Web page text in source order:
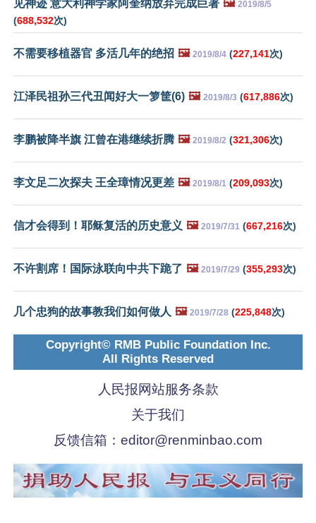
见神迹 意大利神学家阿奎纳放弃完成巨著 🖼️ 2019/8/5
(688,532次)
不需要移植器官 多活几年的绝招 🖼️ 2019/8/4 (227,141次)
江泽民祖孙三代丑闻好大一箩筐(6) 🖼️ 2019/8/3 (617,886次)
李鹏被降半旗 江曾在港继续折腾 🖼️ 2019/8/2 (321,306次)
李文足二次探夫 王全璋情况更差 🖼️ 2019/8/1 (209,093次)
信才会得到！耶稣复活的历史意义 🖼️ 2019/7/31 (667,216次)
不许割席！国际泳联向中共下跪了 🖼️ 2019/7/29 (355,293次)
几个忠狗的故事教我们如何做人 🖼️ 2019/7/28 (225,848次)
Copyright© RMB Public Foundation Inc.
All Rights Reserved
人民报网站服务条款
关于我们
反馈信箱： editor@renminbao.com